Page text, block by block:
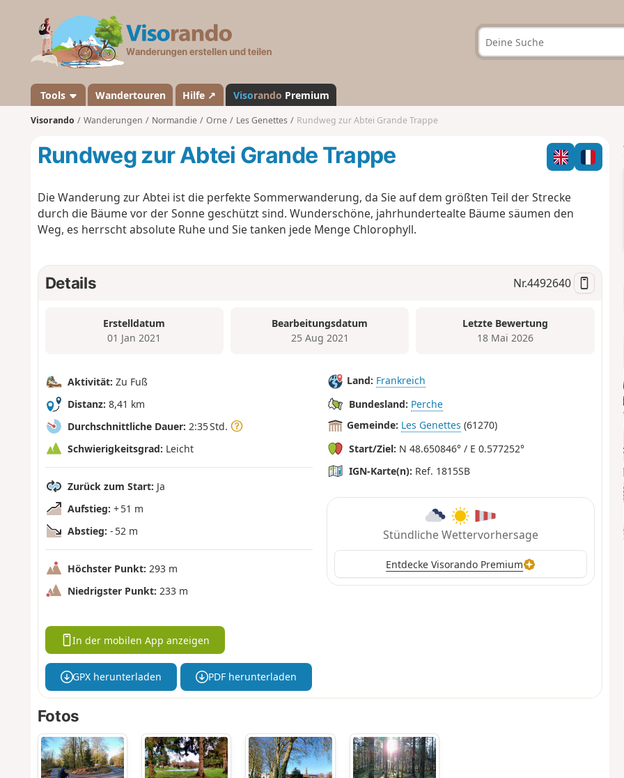
a
n
d
Tools Wandertouren Hilfe ↗ Visorando Premium
Visorando Wanderungen Normandie Orne Les Genettes Rundweg zur Abtei Grande Trappe
Rundweg zur Abtei Grande Trappe
Die Wanderung zur Abtei ist die perfekte Sommerwanderung, da Sie auf dem größten Teil der Strecke
durch die Bäume vor der Sonne geschützt sind. Wunderschöne, jahrhundertealte Bäume säumen den
Weg, es herrscht absolute Ruhe und Sie tanken jede Menge Chlorophyll.
Details Nr.4492640
Erstelldatum
01 Jan 2021
Bearbeitungsdatum
25 Aug 2021
Letzte Bewertung
18 Mai 2026
Aktivität: Zu Fuß
Distanz: 8,41 km
Durchschnittliche Dauer: 2:35 Std.
Schwierigkeitsgrad: Leicht
Zurück zum Start: Ja
Aufstieg: + 51 m
Abstieg: - 52 m
Höchster Punkt: 293 m
Niedrigster Punkt: 233 m
Land: Frankreich
Bundesland: Perche
Gemeinde: Les Genettes (61270)
Start/Ziel: N 48.650846° / E 0.577252°
IGN-Karte(n): Ref. 1815SB
Stündliche Wettervorhersage
Entdecke Visorando Premium
In der mobilen App anzeigen
GPX herunterladen PDF herunterladen
Fotos